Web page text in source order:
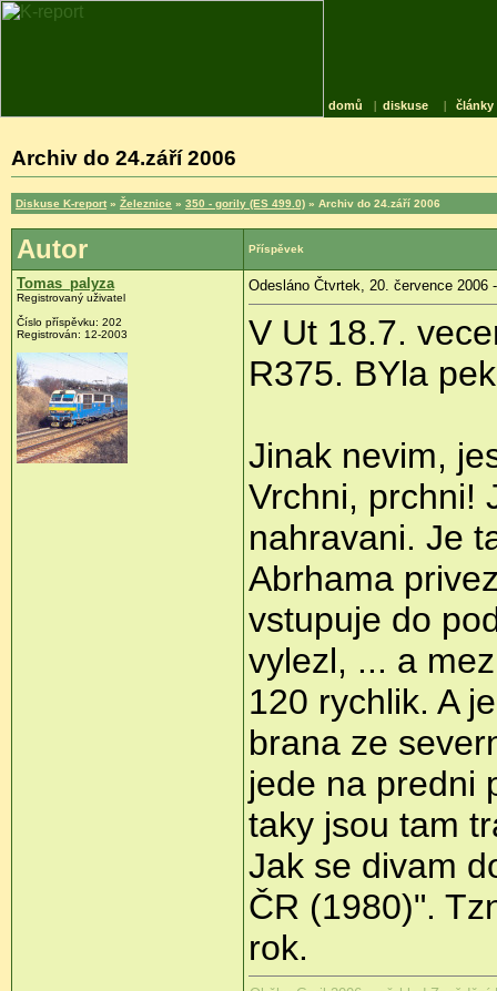
domů | diskuse | články
Archiv do 24.září 2006
Diskuse K-report » Železnice » 350 - gorily (ES 499.0) » Archiv do 24.září 2006
Autor Příspěvek
Tomas_palyza
Registrovaný uživatel
Číslo příspěvku: 202
Registrován: 12-2003
Odesláno Čtvrtek, 20. července 2006
V Ut 18.7.
R375. BYla
Jinak nevim,
Vrchni, prchni!
nahravani. Je
Abrhama
vstupuje do
vylezl, ... a
120 rychlik. A
brana ze
jede na predni
taky jsou tam
Jak se divam
ČR (1980)".
rok.